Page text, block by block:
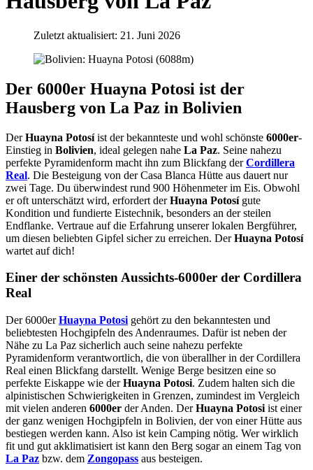
Zuletzt aktualisiert: 21. Juni 2026
Der 6000er Huayna Potosi ist der
Hausberg von La Paz in Bolivien
DerHuayna Potosíist der bekannteste und wohl schönste 6000er-
Einstieg in Bolivien, ideal gelegen nahe La Paz. Seine nahezu
perfekte Pyramidenform macht ihn zum Blickfang derCordillera
Real. Die Besteigung von der Casa Blanca Hütte aus dauert nur
zwei Tage. Du überwindest rund 900 Höhenmeter im Eis. Obwohl
er oft unterschätzt wird, erfordert derHuayna Potosígute
Kondition und fundierte Eistechnik, besonders an der steilen
Endflanke. Vertraue auf die Erfahrung unserer lokalen Bergführer,
um diesen beliebten Gipfel sicher zu erreichen. DerHuayna Potosí
wartet auf dich!
Einer der schönsten Aussichts-6000er der Cordillera
Real
Der 6000erHuayna Potosi gehört zu den bekanntesten und
beliebtesten Hochgipfeln des Andenraumes. Dafür ist neben der
Nähe zu La Paz sicherlich auch seine nahezu perfekte
Pyramidenform verantwortlich, die von überallher in der Cordillera
Real einen Blickfang darstellt. Wenige Berge besitzen eine so
perfekte Eiskappe wie derHuayna Potosi. Zudem halten sich die
alpinistischen Schwierigkeiten in Grenzen, zumindest im Vergleich
mit vielen anderen 6000er der Anden. DerHuayna Potosi ist einer
der ganz wenigen Hochgipfeln in Bolivien, der von einer Hütte aus
bestiegen werden kann. Also ist kein Camping nötig. Wer wirklich
fit und gut akklimatisiert ist kann den Berg sogar an einem Tag von
La Paz bzw. dem Zongopass aus besteigen.